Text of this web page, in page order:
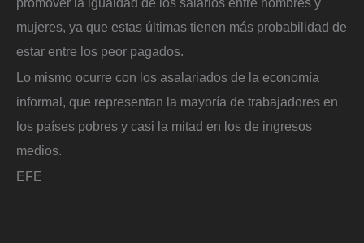
mujeres, ya que estas últimas tienen más probabilidad de
estar entre los peor pagados.
Lo mismo ocurre con los asalariados de la economía
informal, que representan la mayoría de trabajadores en
los países pobres y casi la mitad en los de ingresos
medios.
EFE